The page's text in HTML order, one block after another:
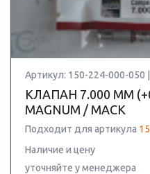
Артикул: 150-224-000-050 |
КЛАПАН 7.000 ММ
MAGNUM / MACK
Подходит для артикула
Наличие и цену
уточняйте у менеджера